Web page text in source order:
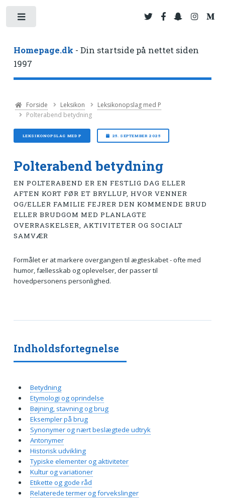
Homepage.dk - Din startside på nettet siden
1997
Forside Leksikon
Leksikonopslag med P
Polterabend betydning
LEKSIKONOPSLAG MED P 25. SEPTEMBER 2025
Polterabend betydning
EN POLTERABEND ER EN FESTLIG DAG ELLER
AFTEN KORT FØR ET BRYLLUP, HVOR VENNER
OG/ELLER FAMILIE FEJRER DEN KOMMENDE BRUD
ELLER BRUDGOM MED PLANLAGTE
OVERRASKELSER, AKTIVITETER OG SOCIALT
SAMVÆR
Formålet er at markere overgangen til ægteskabet - ofte med
humor, fællesskab og oplevelser, der passer til
hovedpersonens personlighed.
Indholdsfortegnelse
Betydning
Etymologi og oprindelse
Bøjning, stavning og brug
Eksempler på brug
Synonymer og nært beslægtede udtryk
Antonymer
Historisk udvikling
Typiske elementer og aktiviteter
Kultur og variationer
Etikette og gode råd
Relaterede termer og forvekslinger